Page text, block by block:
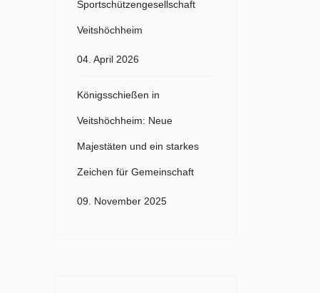
Sportschützengesellschaft
Veitshöchheim
04. April 2026
Königsschießen in
Veitshöchheim: Neue
Majestäten und ein starkes
Zeichen für Gemeinschaft
09. November 2025